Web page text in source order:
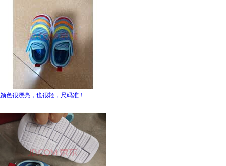
颜色很漂亮，也很轻，尺码准！